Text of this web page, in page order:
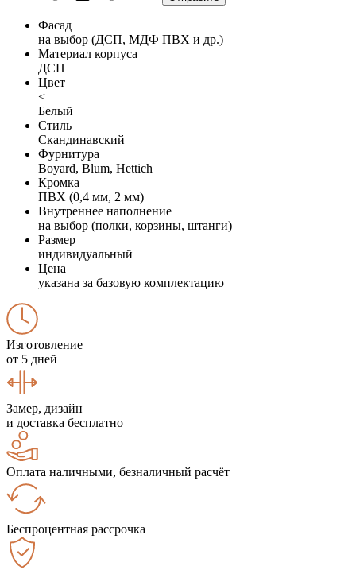
Фасад
на выбор (ДСП, МДФ ПВХ и др.)
Материал корпуса
ДСП
Цвет
<
Белый
Стиль
Скандинавский
Фурнитура
Boyard, Blum, Hettich
Кромка
ПВХ (0,4 мм, 2 мм)
Внутреннее наполнение
на выбор (полки, корзины, штанги)
Размер
индивидуальный
Цена
указана за базовую комплектацию
Изготовление
от 5 дней
Замер, дизайн
и доставка бесплатно
Оплата наличными, безналичный расчёт
Беспроцентная рассрочка